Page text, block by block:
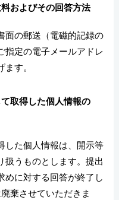
およびその回答方法
面の郵送（電磁的記録の
指定の電子メールアドレ
す。
取得した個人情報の
した個人情報は、開示等
扱うものとします。提出
めに対する回答が終了し
棄させていただきま